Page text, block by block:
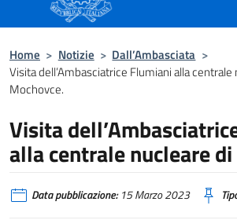
Home > Notizie > Dall’Ambasciata >
Visita dell’Ambasciatrice Flumiani alla centrale
Mochovce.
Visita
alla centrale nucleare
Data pubblicazione:15 Marzo 2023